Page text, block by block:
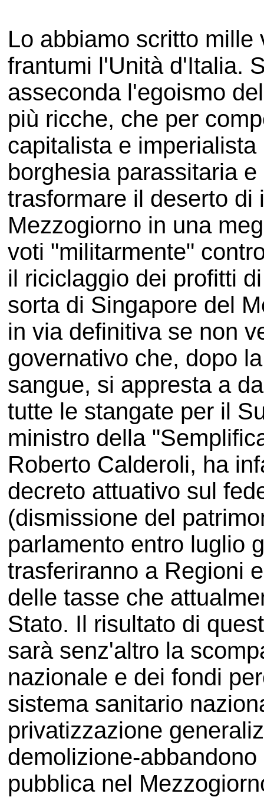
Lo abbiamo scritto
frantumi l'Unità d'Italia.
asseconda l'egoismo
più ricche, che per
capitalista e
borghesia parassitaria
trasformare il deserto di
Mezzogiorno in una
voti "militarmente"
il riciclaggio dei profitti
sorta di Singapore del
in via definitiva se non
governativo che, dopo
sangue, si appresta a
tutte le stangate per il
ministro della
Roberto Calderoli, ha
decreto attuativo sul
(dismissione del
parlamento entro luglio
trasferiranno a Regioni
delle tasse che
Stato. Il risultato di
sarà senz'altro la
nazionale e dei fondi
sistema sanitario
privatizzazione
demolizione-
pubblica nel